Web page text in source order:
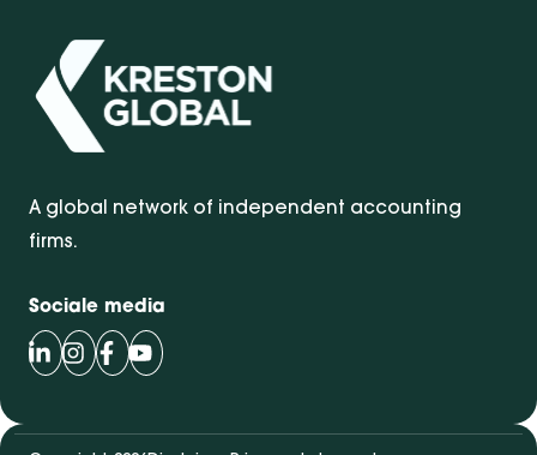
A global network of independent accounting
firms.
Sociale media
Volg Bentacera op LinkedIn
Volg Bentacera op Instagram
Volg Bentacera op Facebook
Volg Bentacera op Youtube